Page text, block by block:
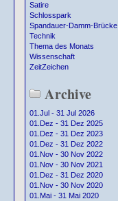
Satire
Schlosspark
Spandauer-Damm-Brücke
Technik
Thema des Monats
Wissenschaft
ZeitZeichen
Archive
01.Jul - 31 Jul 2026
01.Dez - 31 Dez 2025
01.Dez - 31 Dez 2023
01.Dez - 31 Dez 2022
01.Nov - 30 Nov 2022
01.Nov - 30 Nov 2021
01.Dez - 31 Dez 2020
01.Nov - 30 Nov 2020
01.Mai - 31 Mai 2020